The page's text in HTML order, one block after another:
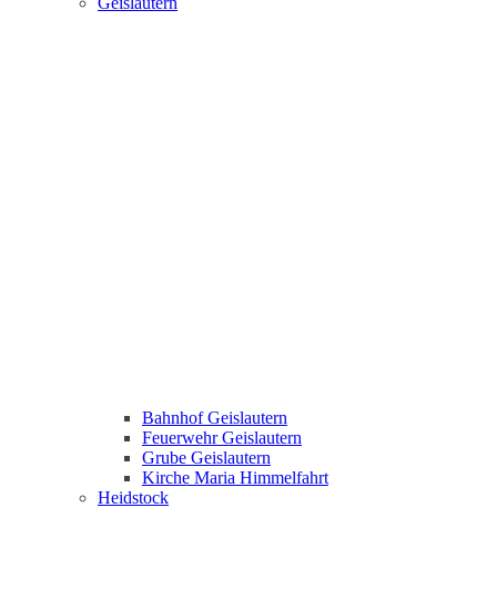
Bahnhof Geislautern
Feuerwehr Geislautern
Grube Geislautern
Kirche Maria Himmelfahrt
Heidstock